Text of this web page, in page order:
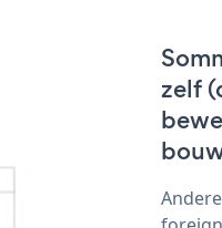
zelf